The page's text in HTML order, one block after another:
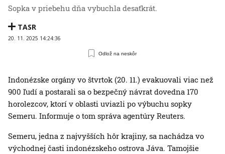
Sopka v priebehu dňa vybuchla desaťkrát.
TASR
20. 11. 2025 14:24:36
Odlož na neskôr
Indonézske orgány vo štvrtok (20. 11.) evakuovali viac než
900 ľudí a postarali sa o bezpečný návrat dovedna 170
horolezcov, ktorí v oblasti uviazli po výbuchu sopky
Semeru. Informuje o tom správa agentúry Reuters.
Semeru, jedna z najvyšších hôr krajiny, sa nachádza vo
východnej časti indonézskeho ostrova Jáva. Tamojšie